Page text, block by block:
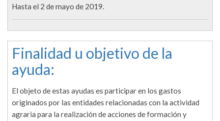
Hasta el 2 de mayo de 2019.
Finalidad u objetivo de la
ayuda:
El objeto de estas ayudas es participar en los gastos
originados por las entidades relacionadas con la actividad
agraria para la realización de acciones de formación y